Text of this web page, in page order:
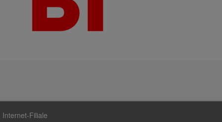
Internet-Filiale